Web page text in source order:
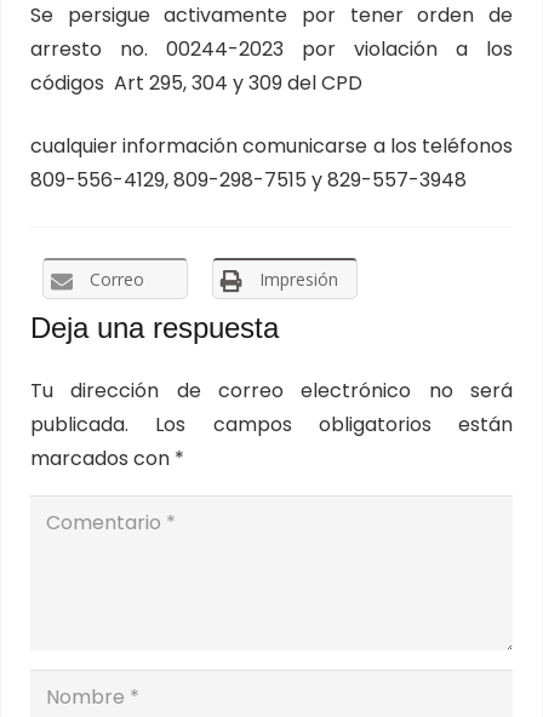
Se persigue activamente por tener orden de
arresto no. 00244-2023 por violación a los
códigos Art 295, 304 y 309 del CPD
cualquier información comunicarse a los teléfonos
809-556-4129, 809-298-7515 y 829-557-3948
Correo Impresión
Deja una respuesta
Tu dirección de correo electrónico no será
publicada.
Los campos obligatorios están
marcados con *